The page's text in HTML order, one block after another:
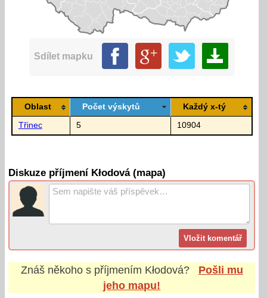
Sdílet mapku
Oblast Počet výskytů Každý x-tý
Třinec 5 10904
Diskuze příjmení Kłodová (mapa)
Znáš někoho s příjmením Kłodová?
Pošli mu
jeho mapu!